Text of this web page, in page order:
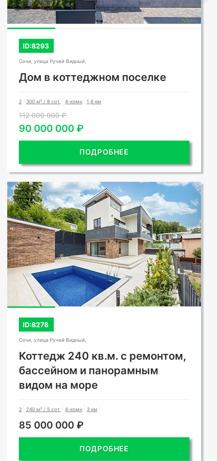
ID:8293
Сочи, улица Ручей Видный,
Дом в коттеджном поселке
2 300 м² / 8 сот. 4-комн 1,6 км
112 000 000 ₽
90 000 000 ₽
ПОДРОБНЕЕ
ID:8278
Сочи, улица Ручей Видный,
Коттедж 240 кв.м. с ремонтом,
бассейном и панорамным
видом на море
2 240 м² / 5 сот. 4-комн 3 км
85 000 000 ₽
ПОДРОБНЕЕ